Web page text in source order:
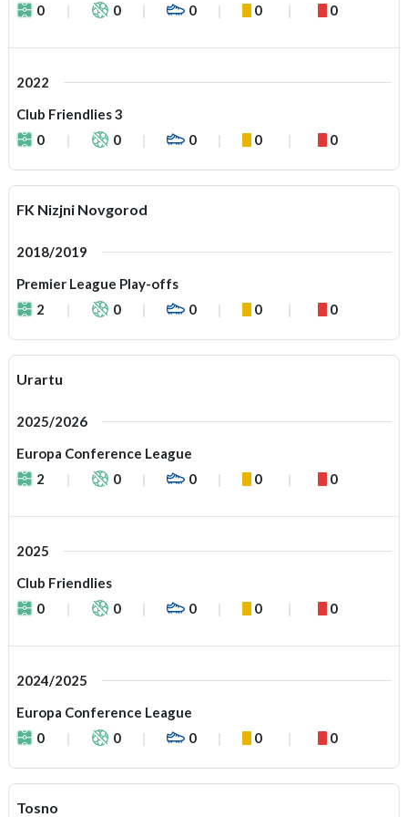
0
0 0 0 0
2022
Club Friendlies 3
0
0 0 0 0
FK Nizjni Novgorod
2018/2019
Premier League Play-offs
2
0 0 0 0
Urartu
2025/2026
Europa Conference League
2
0 0 0 0
2025
Club Friendlies
0
0 0 0 0
2024/2025
Europa Conference League
0
0 0 0 0
Tosno